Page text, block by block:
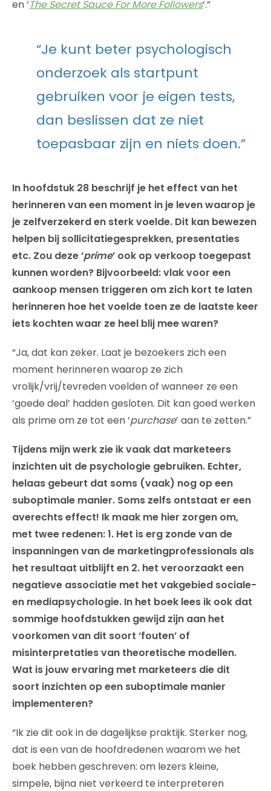
en ‘The Secret Sauce For More Followers‘.”
“Je kunt beter psychologisch
onderzoek als startpunt
gebruiken voor je eigen tests,
dan beslissen dat ze niet
toepasbaar zijn en niets doen.”
In hoofdstuk 28 beschrijf je het effect van het
herinneren van een moment in je leven waarop je
je zelfverzekerd en sterk voelde. Dit kan bewezen
helpen bij sollicitatiegesprekken, presentaties
etc. Zou deze ‘prime’ ook op verkoop toegepast
kunnen worden? Bijvoorbeeld: vlak voor een
aankoop mensen triggeren om zich kort te laten
herinneren hoe het voelde toen ze de laatste keer
iets kochten waar ze heel blij mee waren?
“Ja, dat kan zeker. Laat je bezoekers zich een
moment herinneren waarop ze zich
vrolijk/vrij/tevreden voelden of wanneer ze een
‘goede deal’ hadden gesloten. Dit kan goed werken
als prime om ze tot een ‘purchase’ aan te zetten.”
Tijdens mijn werk zie ik vaak dat marketeers
inzichten uit de psychologie gebruiken. Echter,
helaas gebeurt dat soms (vaak) nog op een
suboptimale manier. Soms zelfs ontstaat er een
averechts effect! Ik maak me hier zorgen om,
met twee redenen: 1. Het is erg zonde van de
inspanningen van de marketingprofessionals als
het resultaat uitblijft en 2. het veroorzaakt een
negatieve associatie met het vakgebied sociale-
en mediapsychologie. In het boek lees ik ook dat
sommige hoofdstukken gewijd zijn aan het
voorkomen van dit soort ‘fouten’ of
misinterpretaties van theoretische modellen.
Wat is jouw ervaring met marketeers die dit
soort inzichten op een suboptimale manier
implementeren?
“Ik zie dit ook in de dagelijkse praktijk. Sterker nog,
dat is een van de hoofdredenen waarom we het
boek hebben geschreven: om lezers kleine,
simpele, bijna niet verkeerd te interpreteren